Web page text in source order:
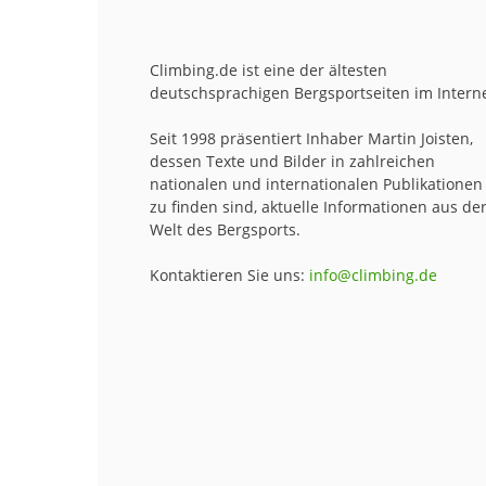
Climbing.de ist eine der ältesten
deutschsprachigen Bergsportseiten im
Seit 1998 präsentiert Inhaber Martin Joisten,
dessen Texte und Bilder in zahlreichen
nationalen und internationalen Publikationen
zu finden sind, aktuelle Informationen aus der
Welt des Bergsports.
Kontaktieren Sie uns: info@climbing.de